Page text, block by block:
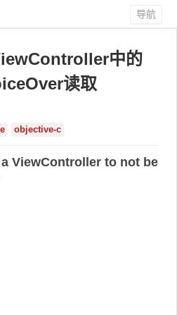
导航
中的
读取
objective-c
ViewController to not be